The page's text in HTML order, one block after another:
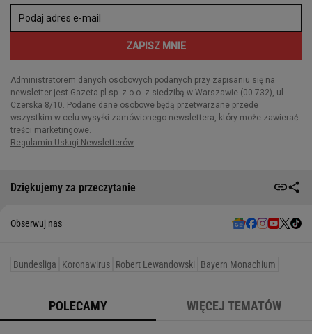
Dziękujemy za przeczytanie
Obserwuj nas
Bundesliga Koronawirus Robert Lewandowski Bayern Monachium
POLECAMY WIĘCEJ TEMATÓW